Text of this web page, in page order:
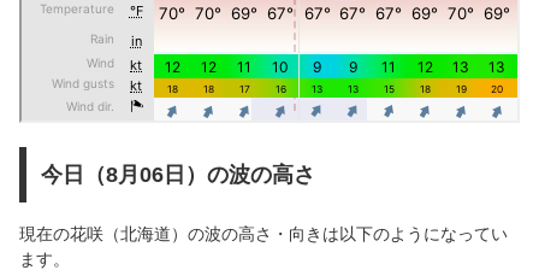
今日（8月06日）の波の高さ
現在の花咲（北海道）の波の高さ・向きは以下のようになってい
ます。